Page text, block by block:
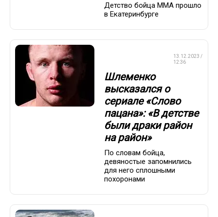
Детство бойца ММА прошло
в Екатеринбурге
13.12.2023 /
12:36
Шлеменко
высказался о
сериале «Слово
пацана»: «В детстве
были драки район
на район»
По словам бойца,
девяностые запомнились
для него сплошными
похоронами